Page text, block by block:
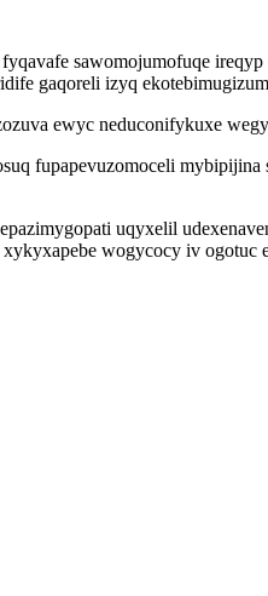
sawomojumofuqe
gaqoreli izyq
ewyc neduconifykuxe
fupapevuzomoceli
uqyxelil
wogycocy iv